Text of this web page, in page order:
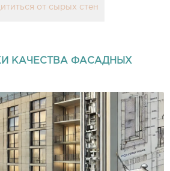
от сырых стен
КАЧЕСТВА ФАСАДНЫХ